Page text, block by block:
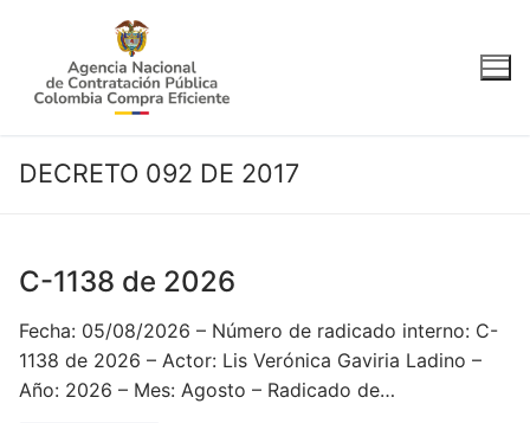
contenido
DECRETO 092 DE 2017
C-1138 de 2026
Fecha: 05/08/2026 – Número de radicado interno: C-
1138 de 2026 – Actor: Lis Verónica Gaviria Ladino –
Año: 2026 – Mes: Agosto – Radicado de…